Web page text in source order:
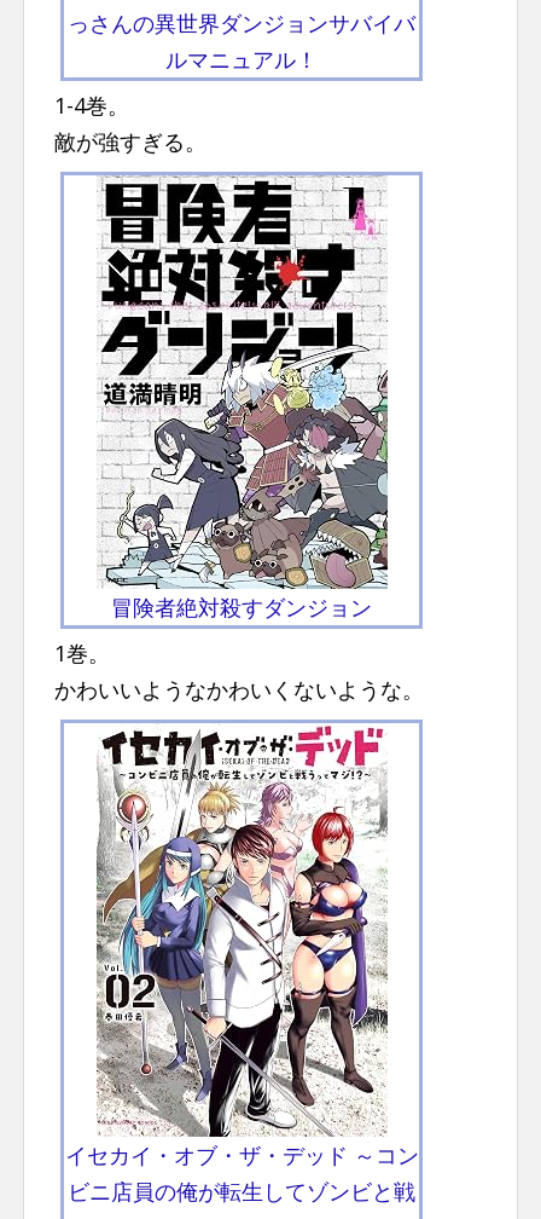
っさんの異世界ダンジョンサバイバ
ルマニュアル！
1-4巻。
敵が強すぎる。
冒険者絶対殺すダンジョン
1巻。
かわいいようなかわいくないような。
イセカイ・オブ・ザ・デッド ～コン
ビニ店員の俺が転生してゾンビと戦